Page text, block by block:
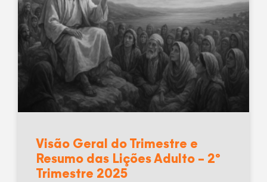
Visão Geral do Trimestre e
Resumo das Lições Adulto – 2º
Trimestre 2025